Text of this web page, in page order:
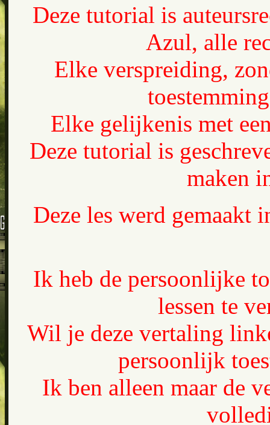
Deze tutorial is
Azul, alle
Elke verspreiding,
Elke gelijkenis met
Deze tutorial is
maken
Deze les werd gemaakt
Ik heb de persoonlijke
lessen te
Wil je deze vertaling
persoonlijk
Ik ben alleen maar de